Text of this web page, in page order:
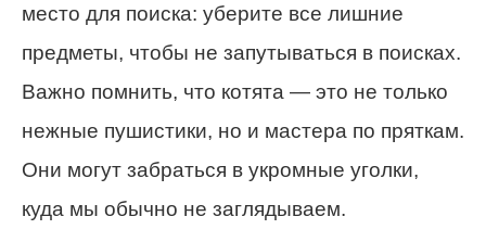
место для поиска: уберите все лишние
предметы, чтобы не запутываться в поисках.
Важно помнить, что котята — это не только
нежные пушистики, но и мастера по пряткам.
Они могут забраться в укромные уголки,
куда мы обычно не заглядываем.